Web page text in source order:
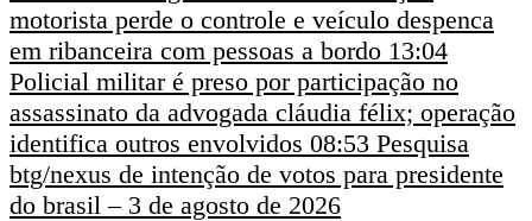
motorista perde o controle e veículo despenca
em ribanceira com pessoas a bordo 13:04
Policial militar é preso por participação no
assassinato da advogada cláudia félix; operação
identifica outros envolvidos 08:53 Pesquisa
btg/nexus de intenção de votos para presidente
do brasil – 3 de agosto de 2026